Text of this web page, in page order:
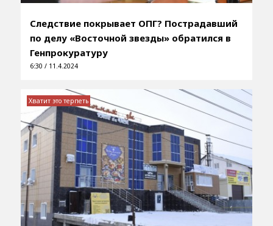
Следствие покрывает ОПГ? Пострадавший
по делу «Восточной звезды» обратился в
Генпрокуратуру
6:30 / 11.4.2024
Хватит это терпеть